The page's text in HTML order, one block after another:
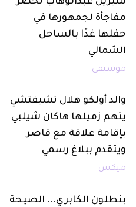
مفاجأة لجمهورها في
حفلها غدًا بالساحل
الشمالي
موسيقى
والد أولكو هلال تشيفتشي
يتهم زميلها هاكان شيلبي
بإقامة علاقة مع قاصر
ويتقدم ببلاغ رسمي
ميكس
بنطلون الكابري... الصيحة